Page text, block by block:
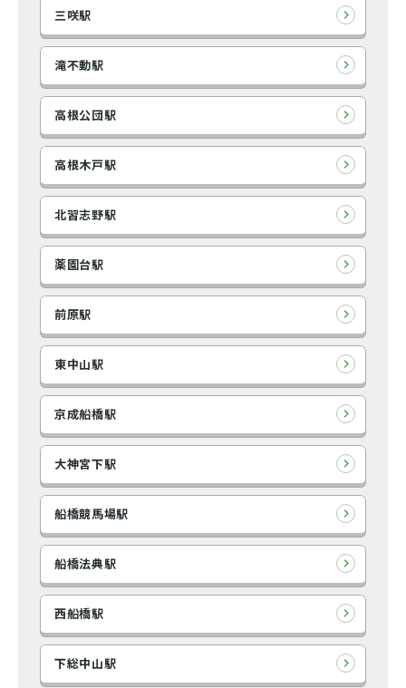
三咲駅
滝不動駅
高根公団駅
高根木戸駅
北習志野駅
薬園台駅
前原駅
東中山駅
京成船橋駅
大神宮下駅
船橋競馬場駅
船橋法典駅
西船橋駅
下総中山駅